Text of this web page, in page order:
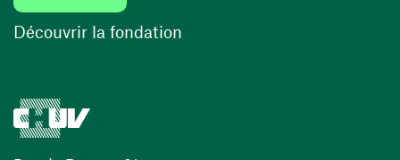
Découvrir la fondation